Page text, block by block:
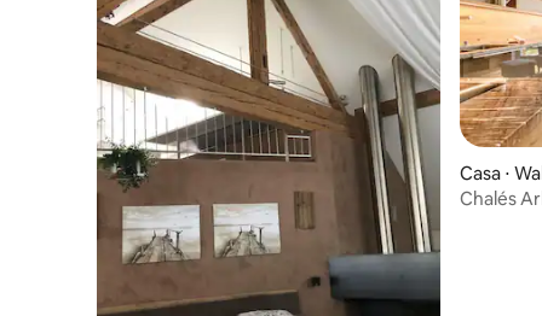
Casa ⋅
Chalés